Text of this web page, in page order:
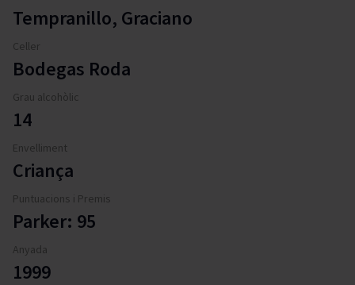
Tempranillo, Graciano
Celler
Bodegas Roda
Grau alcohòlic
14
Envelliment
Criança
Puntuacions i Premis
Parker: 95
Anyada
1999